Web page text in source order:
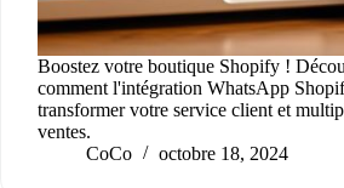
Boostez votre boutique Shopify !
comment l'intégration WhatsApp
transformer votre service client et
ventes.
CoCo
octobre 18, 2024